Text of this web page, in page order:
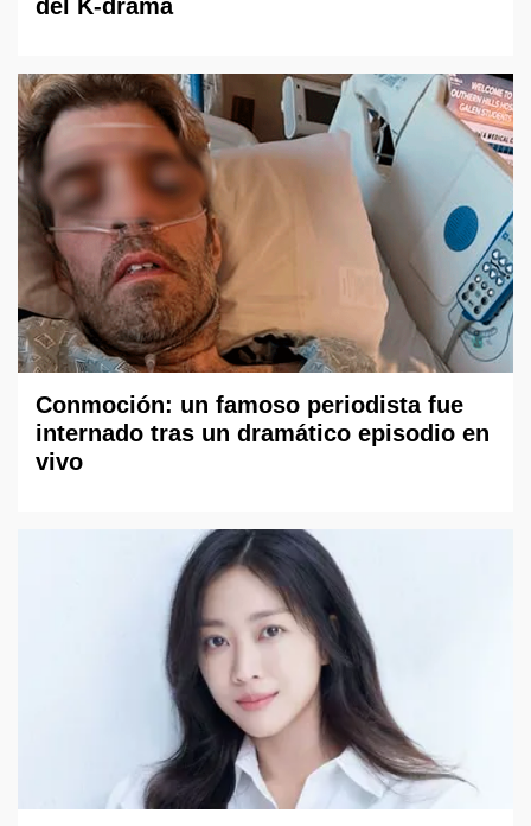
del K-drama
Conmoción: un famoso periodista fue
internado tras un dramático episodio en
vivo